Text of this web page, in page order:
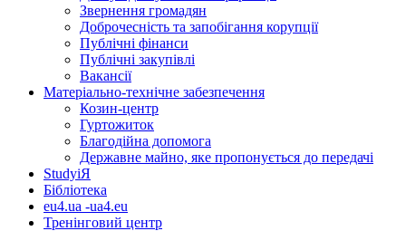
Звернення громадян
Доброчесність та запобігання корупції
Публічні фінанси
Публічні закупівлі
Вакансії
Матеріально-технічне забезпечення
Козин-центр
Гуртожиток
Благодійна допомога
Державне майно, яке пропонується до передачі
StudyіЯ
Бібліотека
eu4.ua -ua4.eu
Тренінговий центр